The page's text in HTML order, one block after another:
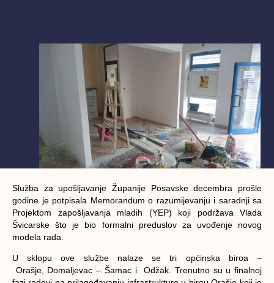
Služba za upošljavanje Županije Posavske decembra prošle
godine je potpisala Memorandum o razumijevanju i saradnji sa
Projektom zapošljavanja mladih (YEP) koji podržava Vlada
Švicarske što je bio formalni preduslov za uvođenje novog
modela rada.
U sklopu ove službe nalaze se tri općinska biroa –
Orašje, Domaljevac – Šamac i Odžak. Trenutno su u finalnoj